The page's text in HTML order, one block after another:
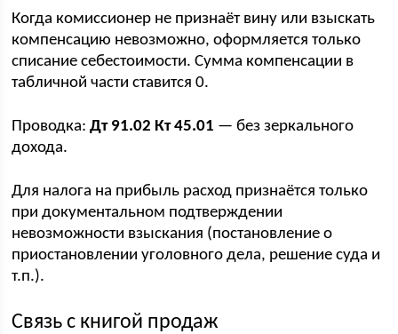
Когда комиссионер не признаёт вину или взыскать
компенсацию невозможно, оформляется только
списание себестоимости. Сумма компенсации в
табличной части ставится 0.
Проводка:Дт 91.02 Кт 45.01 — без зеркального
дохода.
Для налога на прибыль расход признаётся только
при документальном подтверждении
невозможности взыскания (постановление о
приостановлении уголовного дела, решение суда и
т.п.).
Связь с книгой продаж